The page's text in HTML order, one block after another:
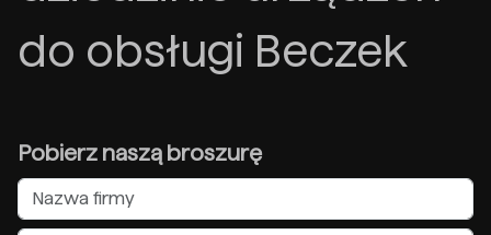
do obsługi Beczek
Pobierz naszą broszurę